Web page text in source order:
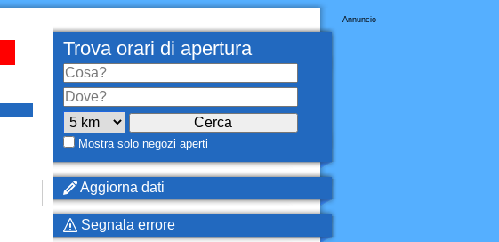
Annuncio
Trova orari di apertura
Mostra solo negozi aperti
Aggiorna dati
Segnala errore